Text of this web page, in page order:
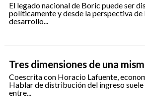
El legado nacional de Boric puede ser
políticamente y desde la perspectiva
desarrollo...
Tres dimensiones de una
Coescrita con Horacio Lafuente,
Hablar de distribución del ingreso
entre...